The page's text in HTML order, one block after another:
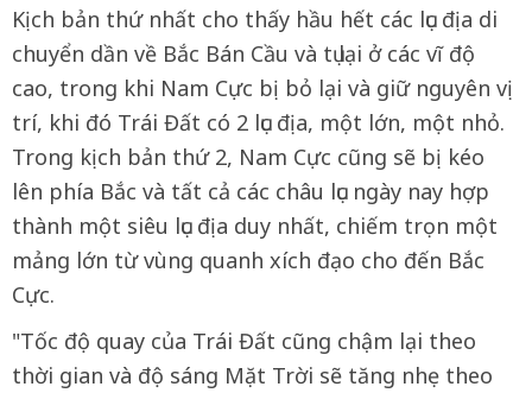
Kịch bản thứ nhất cho thấy hầu hết các lục địa di
chuyển dần về Bắc Bán Cầu và tụ lại ở các vĩ độ
cao, trong khi Nam Cực bị bỏ lại và giữ nguyên vị
trí, khi đó Trái Đất có 2 lục địa, một lớn, một nhỏ.
Trong kịch bản thứ 2, Nam Cực cũng sẽ bị kéo
lên phía Bắc và tất cả các châu lục ngày nay hợp
thành một siêu lục địa duy nhất, chiếm trọn một
mảng lớn từ vùng quanh xích đạo cho đến Bắc
Cực.
"Tốc độ quay của Trái Đất cũng chậm lại theo
thời gian và độ sáng Mặt Trời sẽ tăng nhẹ theo